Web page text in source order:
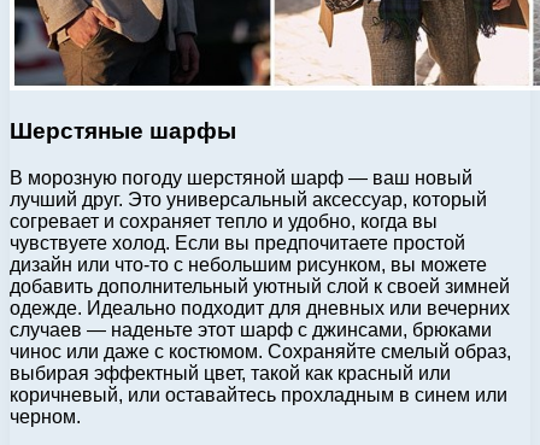
Шерстяные шарфы
В морозную погоду шерстяной шарф — ваш новый
лучший друг. Это универсальный аксессуар, который
согревает и сохраняет тепло и удобно, когда вы
чувствуете холод. Если вы предпочитаете простой
дизайн или что-то с небольшим рисунком, вы можете
добавить дополнительный уютный слой к своей зимней
одежде. Идеально подходит для дневных или вечерних
случаев — наденьте этот шарф с джинсами, брюками
чинос или даже с костюмом. Сохраняйте смелый образ,
выбирая эффектный цвет, такой как красный или
коричневый, или оставайтесь прохладным в синем или
черном.